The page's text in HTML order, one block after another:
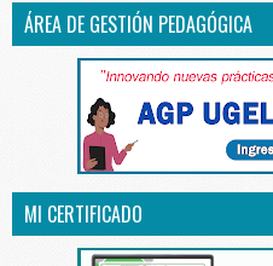
ÁREA DE GESTIÓN PEDAGÓGICA
MI CERTIFICADO